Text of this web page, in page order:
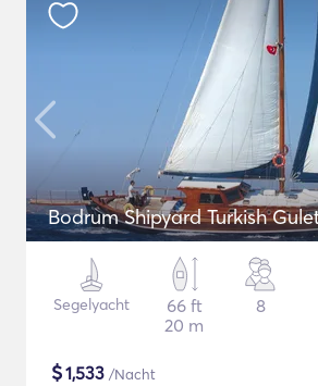
Bodrum Shipyard Turkish
Segelyacht
66 ft
20 m
8
$1,533 /Nacht